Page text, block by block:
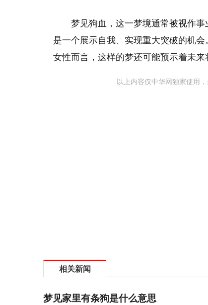
梦见狗血，这一梦境通常被视作
是一个展示自我、实现重大突破的机
女性而言，这样的梦还可能预示着未来
以上内容仅中华网独家使用
相关新闻
梦见家里有条狗是什么意思